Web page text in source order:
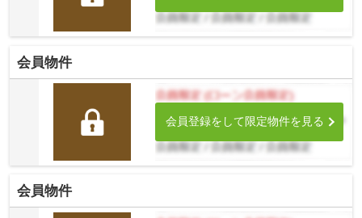
会員物件
会員登録をして限定物件を見る
会員物件